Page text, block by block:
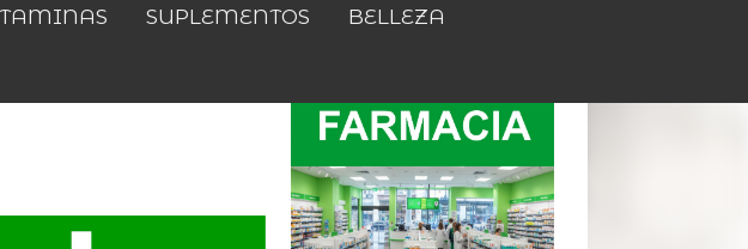
SUPLEMENTOS BELLEZA